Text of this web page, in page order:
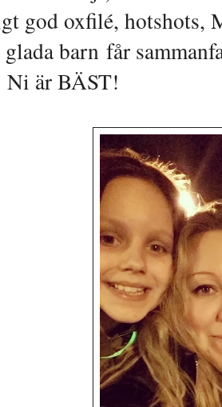
god oxfilé, hotshots,
barn får
är BÄST!